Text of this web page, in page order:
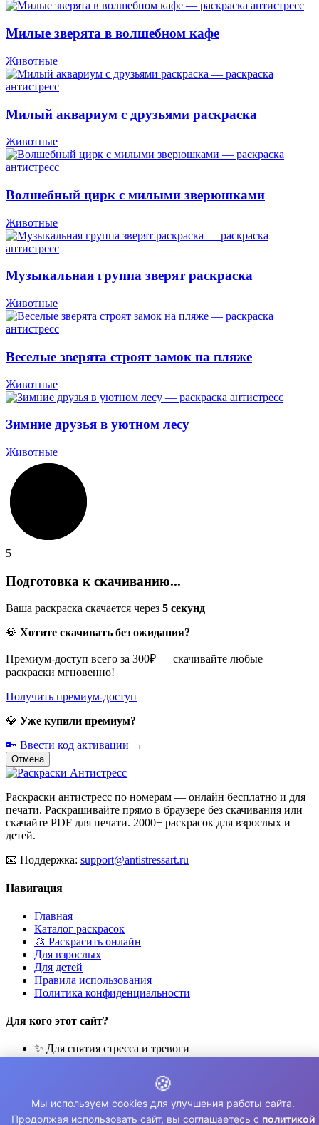
Милые зверята в волшебном кафе
Животные
Милый аквариум с друзьями раскраска
Животные
Волшебный цирк с милыми зверюшками
Животные
Музыкальная группа зверят раскраска
Животные
Веселые зверята строят замок на пляже
Животные
Зимние друзья в уютном лесу
Животные
5
Подготовка к скачиванию...
Ваша раскраска скачается через 5 секунд
💎 Хотите скачивать без ожидания?
Премиум-доступ всего за 300₽ — скачивайте любые
раскраски мгновенно!
Получить премиум-доступ
💎 Уже купили премиум?
🔑 Ввести код активации →
Отмена
Раскраски антистресс по номерам — онлайн бесплатно и для
печати. Раскрашивайте прямо в браузере без скачивания или
скачайте PDF для печати. 2000+ раскрасок для взрослых и
детей.
📧 Поддержка: support@antistressart.ru
Навигация
Главная
Каталог раскрасок
🎨 Раскрасить онлайн
Для взрослых
Для детей
Правила использования
Политика конфиденциальности
Для кого этот сайт?
✨ Для снятия стресса и тревоги
🧘 Для медитации и расслабления
👨‍👩‍👧‍👦 Для семейного досуга
© 2026 Раскраски Антистресс. Все права защищены.
🍪
Мы используем cookies для улучшения работы сайта.
Продолжая использовать сайт, вы соглашаетесь с политикой